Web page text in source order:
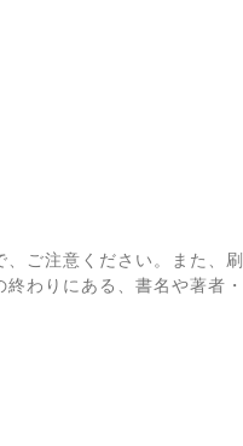
ご注意ください。また、刷
わりにある、書名や著者・